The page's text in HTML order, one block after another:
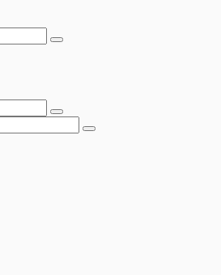
Suche
Suche
Suche